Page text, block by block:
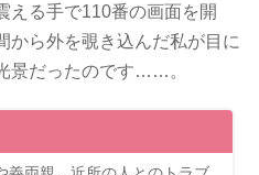
る手で110番の画面を開
から外を覗き込んだ私が目に
景だったのです……。